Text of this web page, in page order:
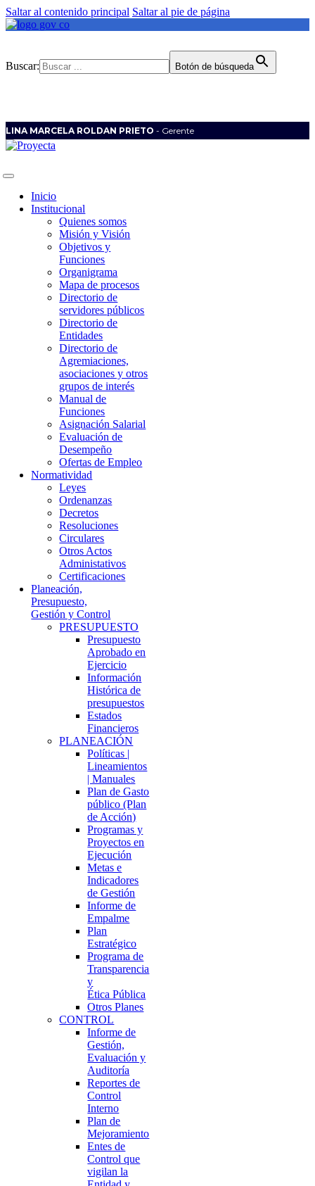
Saltar al contenido principal Saltar al pie de página
Buscar: Botón de búsqueda
LINA MARCELA ROLDAN PRIETO - Gerente
Inicio
Institucional
Quienes somos
Misión y Visión
Objetivos y
Funciones
Organigrama
Mapa de procesos
Directorio de
servidores públicos
Directorio de
Entidades
Directorio de
Agremiaciones,
asociaciones y otros
grupos de interés
Manual de
Funciones
Asignación Salarial
Evaluación de
Desempeño
Ofertas de Empleo
Normatividad
Leyes
Ordenanzas
Decretos
Resoluciones
Circulares
Otros Actos
Administativos
Certificaciones
Planeación,
Presupuesto,
Gestión y Control
PRESUPUESTO
Presupuesto
Aprobado en
Ejercicio
Información
Histórica de
presupuestos
Estados
Financieros
PLANEACIÓN
Políticas |
Lineamientos
| Manuales
Plan de Gasto
público (Plan
de Acción)
Programas y
Proyectos en
Ejecución
Metas e
Indicadores
de Gestión
Informe de
Empalme
Plan
Estratégico
Programa de
Transparencia
y
Ética Pública
Otros Planes
CONTROL
Informe de
Gestión,
Evaluación y
Auditoría
Reportes de
Control
Interno
Plan de
Mejoramiento
Entes de
Control que
vigilan la